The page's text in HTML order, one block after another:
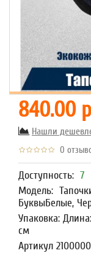
840.00
Нашли
0
Доступность: 7
Модель:
БуквыБелые,
Упаковка:
см
Артикул